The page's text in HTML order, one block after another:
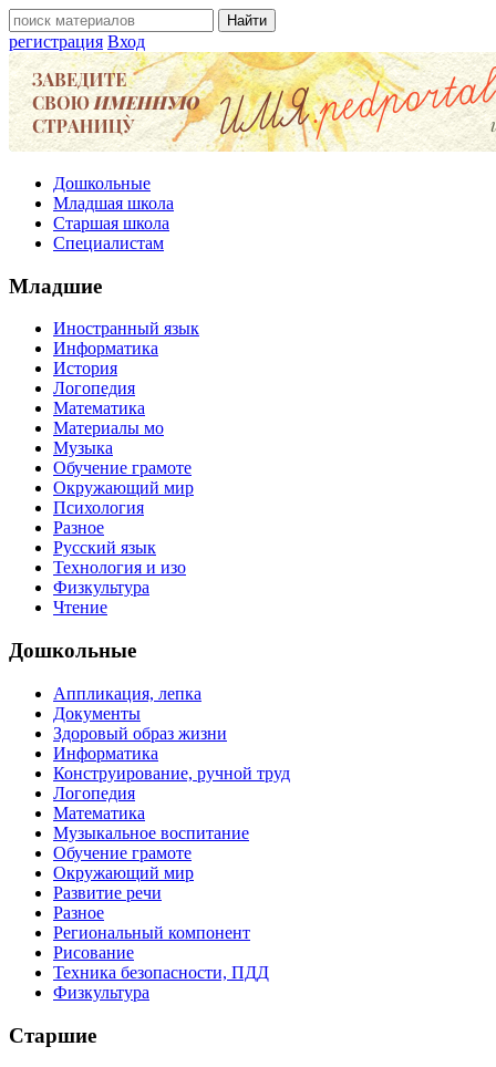
регистрация Вход
Дошкольные
Младшая школа
Старшая школа
Специалистам
Младшие
Иностранный язык
Информатика
История
Логопедия
Математика
Материалы мо
Музыка
Обучение грамоте
Окружающий мир
Психология
Разное
Русский язык
Технология и изо
Физкультура
Чтение
Дошкольные
Аппликация, лепка
Документы
Здоровый образ жизни
Информатика
Конструирование, ручной труд
Логопедия
Математика
Музыкальное воспитание
Обучение грамоте
Окружающий мир
Развитие речи
Разное
Региональный компонент
Рисование
Техника безопасности, ПДД
Физкультура
Старшие